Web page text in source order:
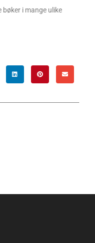
bøker i mange ulike